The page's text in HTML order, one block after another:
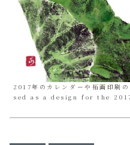
2017年のカレンダーや拓画印
sed as a design for the